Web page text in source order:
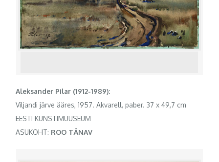
Aleksander Pilar (1912-1989):
Viljandi järve ääres, 1957. Akvarell, paber. 37 x 49,7 cm
EESTI KUNSTIMUUSEUM
ASUKOHT: ROO TÄNAV